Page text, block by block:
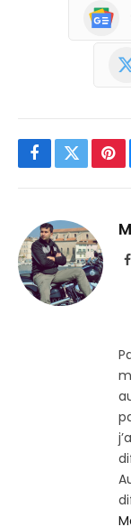
Facebook
Twitter